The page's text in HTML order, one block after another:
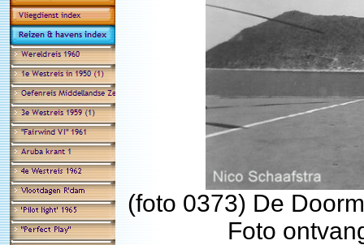
(foto 0373) De
Foto